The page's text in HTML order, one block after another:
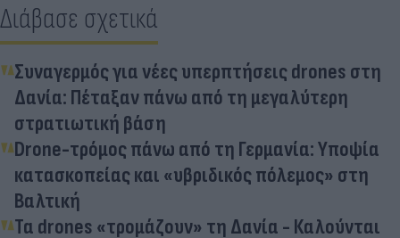
Διάβασε σχετικά
Συναγερμός για νέες υπερπτήσεις drones στη
Δανία: Πέταξαν πάνω από τη μεγαλύτερη
στρατιωτική βάση
Drone-τρόμος πάνω από τη Γερμανία: Υποψία
κατασκοπείας και «υβριδικός πόλεμος» στη
Βαλτική
Τα drones «τρομάζουν» τη Δανία - Καλούνται